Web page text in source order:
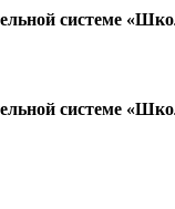
системе
системе